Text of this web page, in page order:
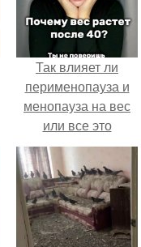
Так влияет ли
перименопауза и
менопауза на вес
или все это
ерунда?